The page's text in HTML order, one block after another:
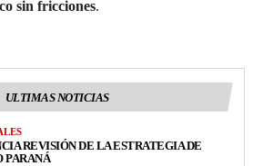
sin fricciones.
ULTIMAS NOTICIAS
REVISIÓN DE LA ESTRATEGIA DE
PARANÁ